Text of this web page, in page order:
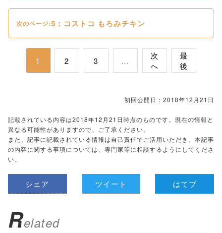
次のページ:5：コストコ もろみチキン
1 2 3 ...
次
へ
最
後
初回公開日：2018年12月21日
記載されている内容は2018年12月21日時点のものです。現在の情報と
異なる可能性がありますので、ご了承ください。
また、記事に記載されている情報は自己責任でご活用いただき、本記事
の内容に関する事項については、専門家等に相談するようにしてくださ
い。
シェア ツイート はてブ
Related